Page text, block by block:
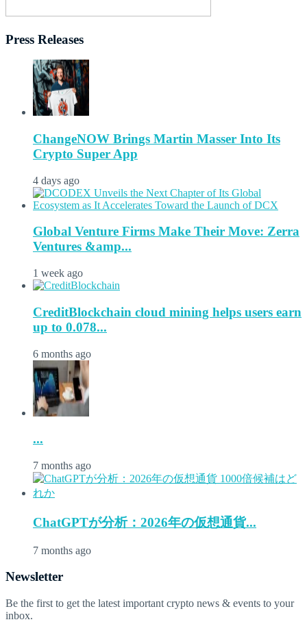
Press Releases
ChangeNOW Brings Martin Masser Into Its
Crypto Super App
4 days ago
Global Venture Firms Make Their Move: Zerra
Ventures &amp...
1 week ago
CreditBlockchain cloud mining helps users earn
up to 0.078...
6 months ago
...
7 months ago
ChatGPTが分析：2026年の仮想通貨...
7 months ago
Newsletter
Be the first to get the latest important crypto news & events to your
inbox.